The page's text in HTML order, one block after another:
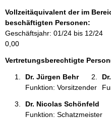
t
i
o
n
e
Vollzeitäquivalent der im
beschäftigten Personen:
Geschäftsjahr: 01/24 bis 12/24
0,00
Vertretungsberechtigte
Dr. Jürgen Behr
Funktion: Vorsitzender
Dr. Nicolas Schönfeld
Funktion: Schatzmeister